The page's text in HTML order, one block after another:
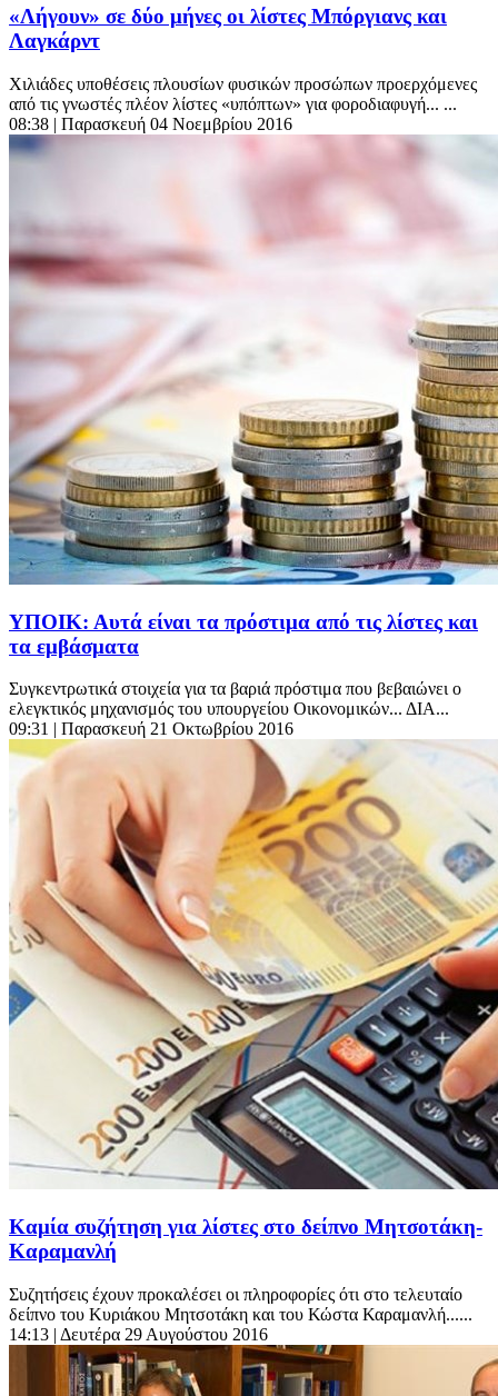
«Λήγουν» σε δύο μήνες οι λίστες Μπόργιανς και
Λαγκάρντ
Χιλιάδες υποθέσεις πλουσίων φυσικών προσώπων προερχόμενες
από τις γνωστές πλέον λίστες «υπόπτων» για φοροδιαφυγή... ...
08:38 | Παρασκευή 04 Νοεμβρίου 2016
ΥΠΟΙΚ: Αυτά είναι τα πρόστιμα από τις λίστες και
τα εμβάσματα
Συγκεντρωτικά στοιχεία για τα βαριά πρόστιμα που βεβαιώνει ο
ελεγκτικός μηχανισμός του υπουργείου Οικονομικών... ΔΙΑ...
09:31 | Παρασκευή 21 Οκτωβρίου 2016
Καμία συζήτηση για λίστες στο δείπνο Μητσοτάκη-
Καραμανλή
Συζητήσεις έχουν προκαλέσει οι πληροφορίες ότι στο τελευταίο
δείπνο του Κυριάκου Μητσοτάκη και του Κώστα Καραμανλή......
14:13 | Δευτέρα 29 Αυγούστου 2016